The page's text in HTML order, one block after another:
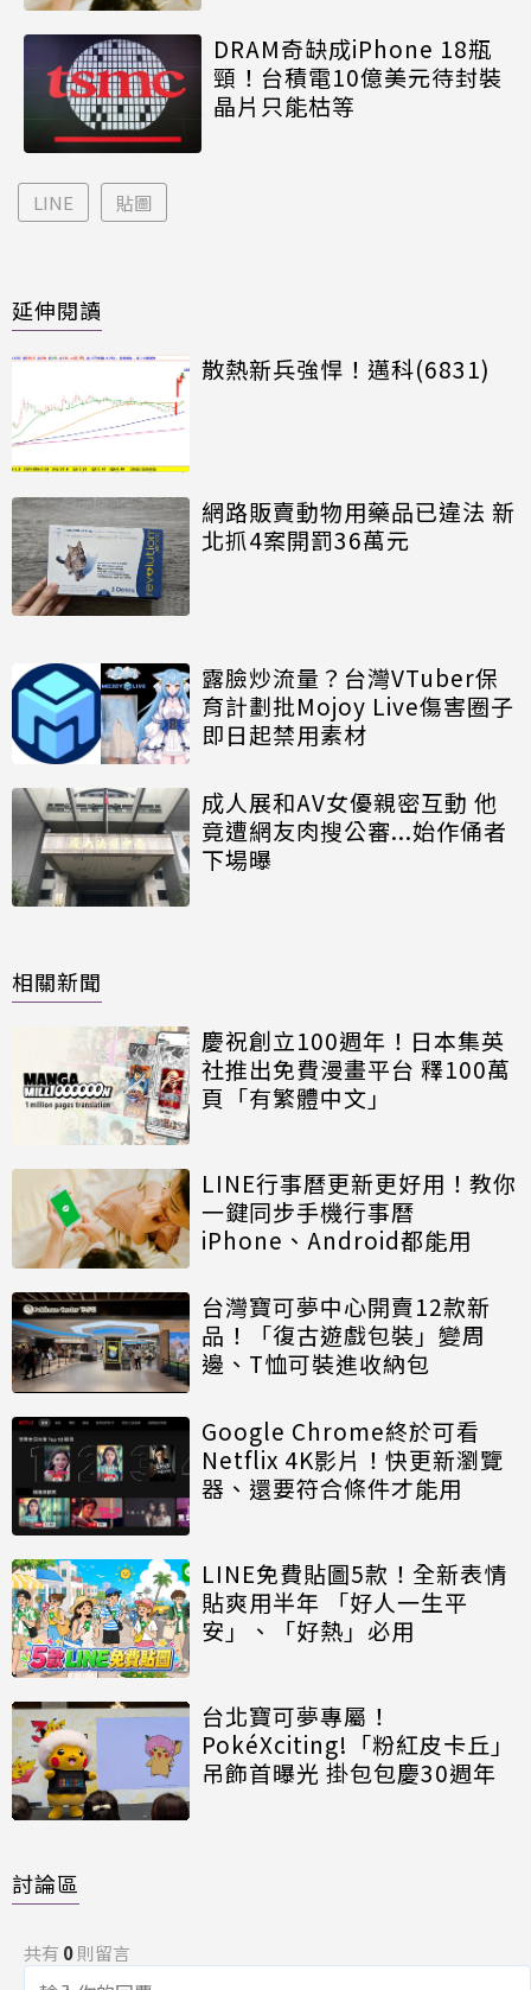
DRAM奇缺成iPhone 18瓶
頸！台積電10億美元待封裝
晶片只能枯等
LINE 貼圖
延伸閱讀
散熱新兵強悍！邁科(6831)
網路販賣動物用藥品已違法 新
北抓4案開罰36萬元
露臉炒流量？台灣VTuber保
育計劃批Mojoy Live傷害圈子
即日起禁用素材
成人展和AV女優親密互動 他
竟遭網友肉搜公審...始作俑者
下場曝
相關新聞
慶祝創立100週年！日本集英
社推出免費漫畫平台 釋100萬
頁「有繁體中文」
LINE行事曆更新更好用！教你
一鍵同步手機行事曆
iPhone、Android都能用
台灣寶可夢中心開賣12款新
品！「復古遊戲包裝」變周
邊、T恤可裝進收納包
Google Chrome終於可看
Netflix 4K影片！快更新瀏覽
器、還要符合條件才能用
LINE免費貼圖5款！全新表情
貼爽用半年 「好人一生平
安」、「好熱」必用
台北寶可夢專屬！
PokéXciting!「粉紅皮卡丘」
吊飾首曝光 掛包包慶30週年
討論區
共有 0則留言